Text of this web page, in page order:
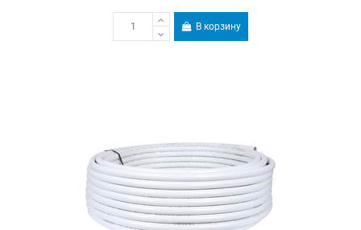
В корзину